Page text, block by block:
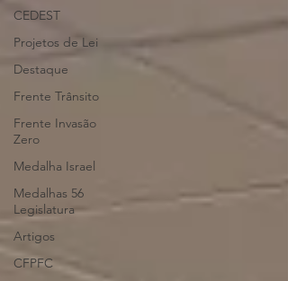
CEDEST
Projetos de Lei
Destaque
Frente Trânsito
Frente Invasão
Zero
Medalha Israel
Medalhas 56
Legislatura
Artigos
CFPFC